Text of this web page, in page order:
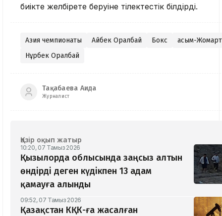
биікте желбірете беруіне тілектестік білдірді.
Азия чемпионаты Айбек Оралбай Бокс
Қасым-
Нұрбек Оралбай
Тақабаева Аида
Журналист
Қазір оқып жатыр
10:20, 07 Тамыз 2026
Қызылорда облысында заңсыз алтын
өндірді деген күдікпен 13 адам
қамауға алынды
09:52, 07 Тамыз 2026
Қазақстан КҚК-ға жасалған